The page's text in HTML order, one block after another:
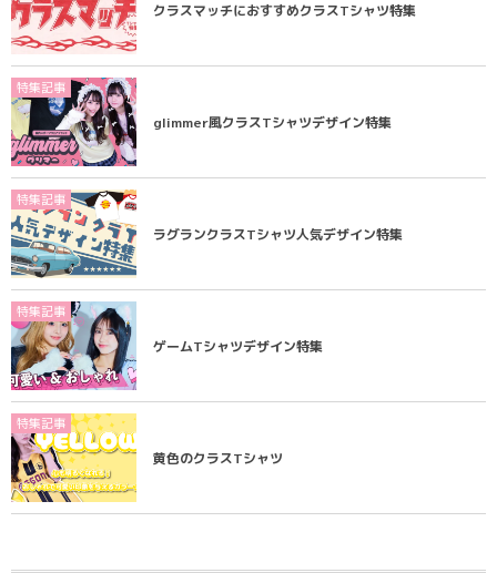
クラスマッチにおすすめクラスTシャツ特集
特集記事
glimmer風クラスTシャツデザイン特集
特集記事
ラグランクラスTシャツ人気デザイン特集
特集記事
ゲームTシャツデザイン特集
特集記事
黄色のクラスTシャツ